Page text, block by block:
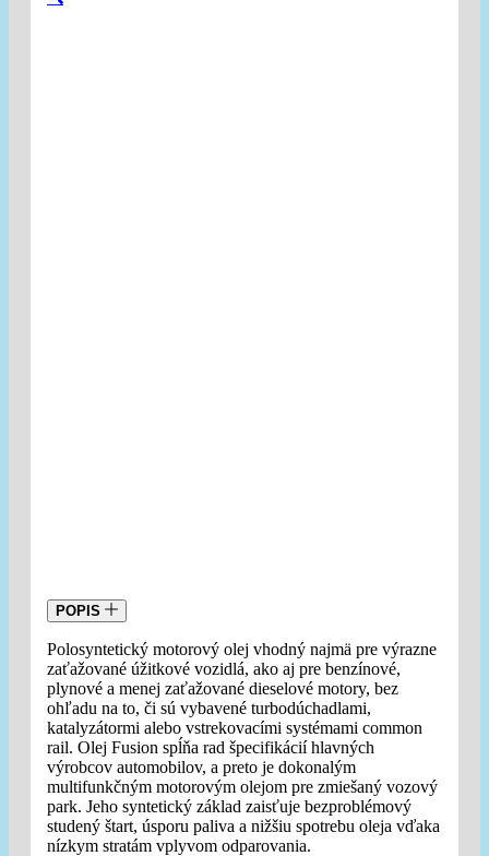
POPIS
Polosyntetický motorový olej vhodný najmä pre výrazne
zaťažované úžitkové vozidlá, ako aj pre benzínové,
plynové a menej zaťažované dieselové motory, bez
ohľadu na to, či sú vybavené turbodúchadlami,
katalyzátormi alebo vstrekovacími systémami common
rail. Olej Fusion spĺňa rad špecifikácií hlavných
výrobcov automobilov, a preto je dokonalým
multifunkčným motorovým olejom pre zmiešaný vozový
park. Jeho syntetický základ zaisťuje bezproblémový
studený štart, úsporu paliva a nižšiu spotrebu oleja vďaka
nízkym stratám vplyvom odparovania.